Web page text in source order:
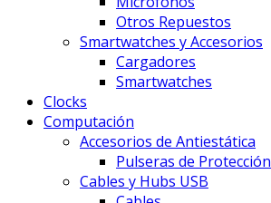
Otros Repuestos
Smartwatches y Accesorios
Cargadores
Smartwatches
Clocks
Computación
Accesorios de Antiestática
Pulseras de Protección
Cables y Hubs USB